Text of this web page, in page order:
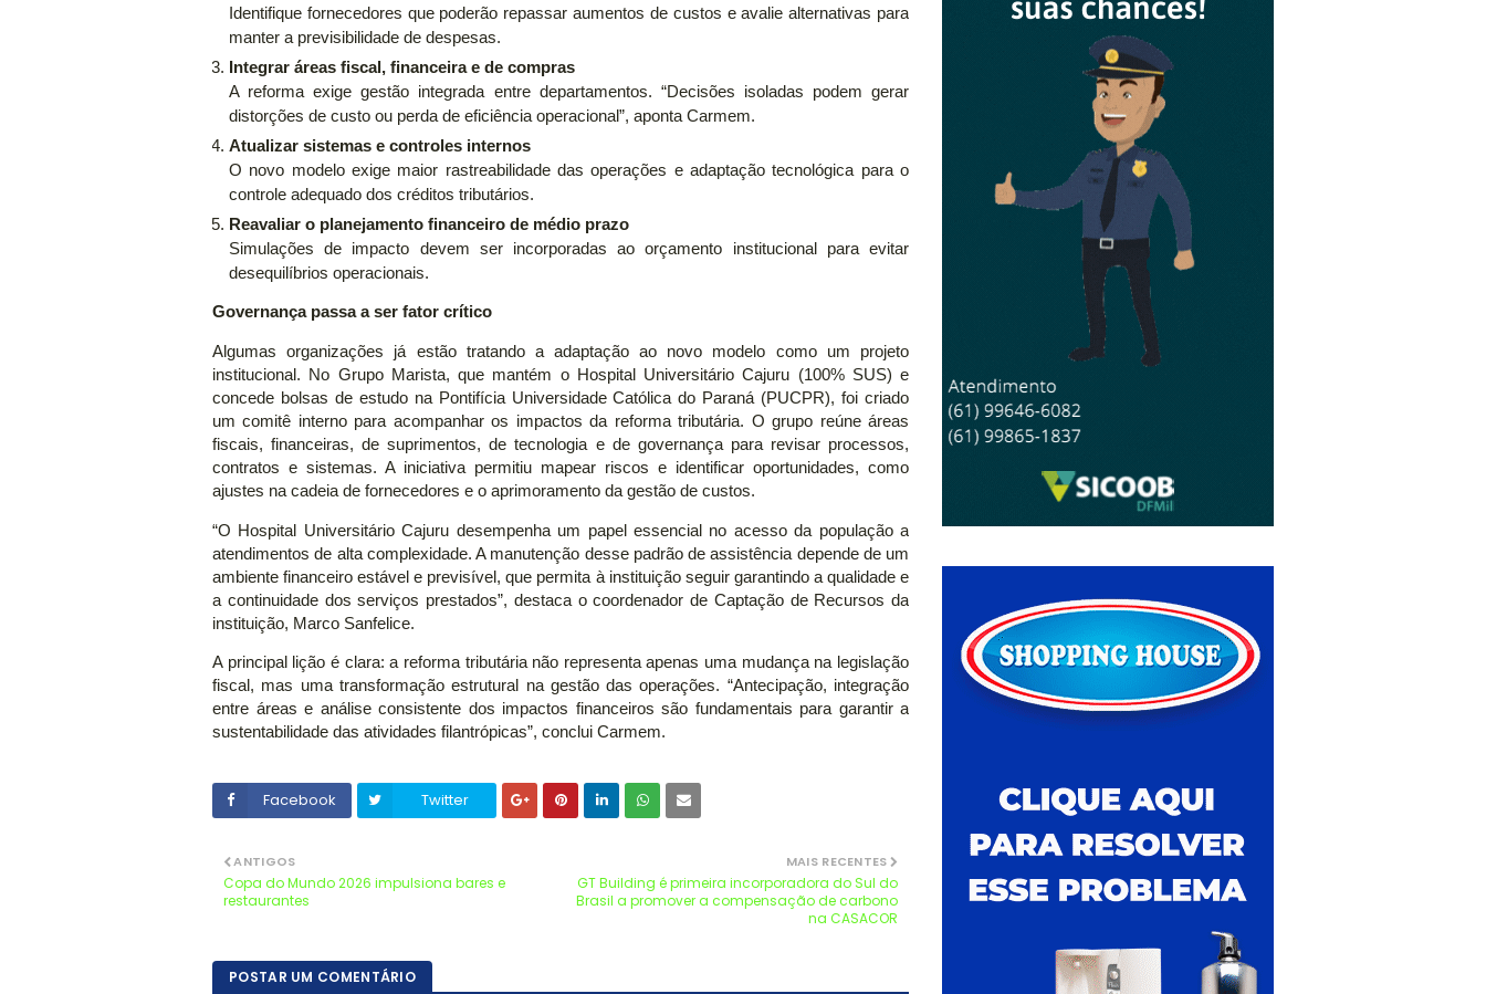
Identifique fornecedores que poderão repassar aumentos de custos e avalie alternativas para
manter a previsibilidade de despesas.
Integrar áreas fiscal, financeira e de compras
A reforma exige gestão integrada entre departamentos. “Decisões isoladas podem gerar
distorções de custo ou perda de eficiência operacional”, aponta Carmem.
Atualizar sistemas e controles internos
O novo modelo exige maior rastreabilidade das operações e adaptação tecnológica para o
controle adequado dos créditos tributários.
Reavaliar o planejamento financeiro de médio prazo
Simulações de impacto devem ser incorporadas ao orçamento institucional para evitar
desequilíbrios operacionais.
Governança passa a ser fator crítico
Algumas organizações já estão tratando a adaptação ao novo modelo como um projeto
institucional. No Grupo Marista, que mantém o Hospital Universitário Cajuru (100% SUS) e
concede bolsas de estudo na Pontifícia Universidade Católica do Paraná (PUCPR), foi criado
um comitê interno para acompanhar os impactos da reforma tributária. O grupo reúne áreas
fiscais, financeiras, de suprimentos, de tecnologia e de governança para revisar processos,
contratos e sistemas. A iniciativa permitiu mapear riscos e identificar oportunidades, como
ajustes na cadeia de fornecedores e o aprimoramento da gestão de custos.
“O Hospital Universitário Cajuru desempenha um papel essencial no acesso da população a
atendimentos de alta complexidade. A manutenção desse padrão de assistência depende de um
ambiente financeiro estável e previsível, que permita à instituição seguir garantindo a qualidade e
a continuidade dos serviços prestados”, destaca o coordenador de Captação de Recursos da
instituição, Marco Sanfelice.
A principal lição é clara: a reforma tributária não representa apenas uma mudança na legislação
fiscal, mas uma transformação estrutural na gestão das operações. “Antecipação, integração
entre áreas e análise consistente dos impactos financeiros são fundamentais para garantir a
sustentabilidade das atividades filantrópicas”, conclui Carmem.
Facebook Twitter
MAIS RECENTES
GT Building é primeira incorporadora do Sul do
Brasil a promover a compensação de carbono
na CASACOR
ANTIGOS
Copa do Mundo 2026 impulsiona bares e
restaurantes
POSTAR UM COMENTÁRIO